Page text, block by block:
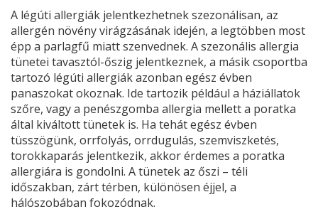
A légúti allergiák jelentkezhetnek szezonálisan, az
allergén növény virágzásának idején, a legtöbben most
épp a parlagfű miatt szenvednek. A szezonális allergia
tünetei tavasztól-őszig jelentkeznek, a másik csoportba
tartozó légúti allergiák azonban egész évben
panaszokat okoznak. Ide tartozik például a háziállatok
szőre, vagy a penészgomba allergia mellett a poratka
által kiváltott tünetek is. Ha tehát egész évben
tüsszögünk, orrfolyás, orrdugulás, szemviszketés,
torokkaparás jelentkezik, akkor érdemes a poratka
allergiára is gondolni. A tünetek az őszi – téli
időszakban, zárt térben, különösen éjjel, a
hálószobában fokozódnak.